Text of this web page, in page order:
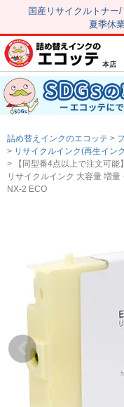
国産リサイクルトナ
夏季休
新規会員登録
トップページ
注文履歴
はじめての方へ
エプソンインク
ブラザーインク
互換インクボトル
互換インクカートリッ
本店
詰め替えインクのエコッテ
リサイクルインク(再生イン
【同型番4点以上で注文可
リサイクルインク 大容量 増
NX-2 ECO